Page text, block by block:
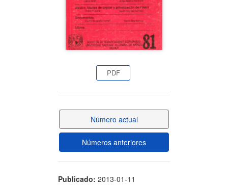
PDF
Número actual
Números anteriores
Publicado: 2013-01-11